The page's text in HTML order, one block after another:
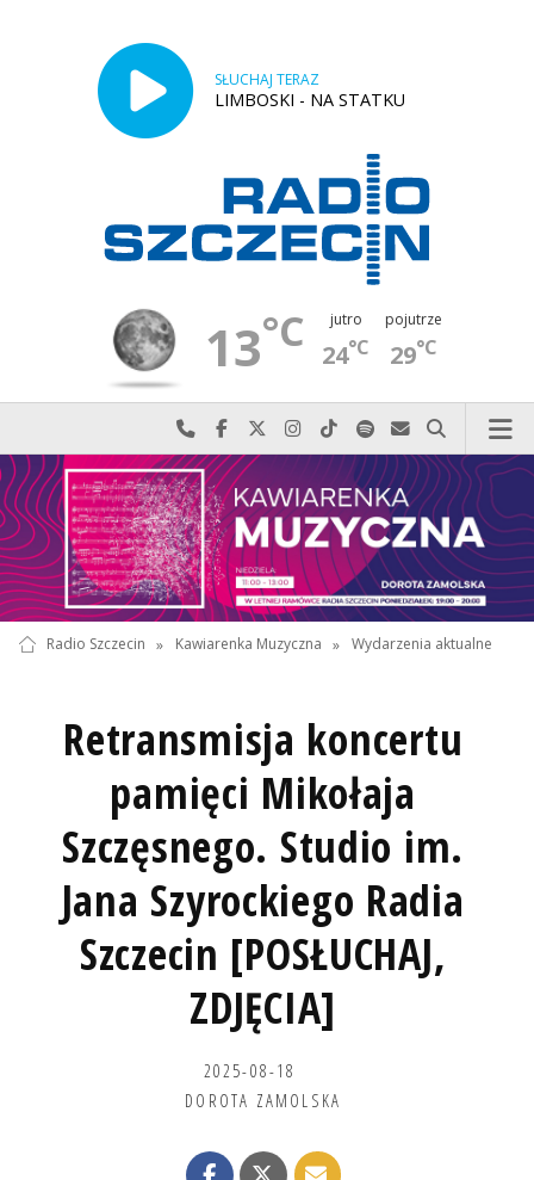
SŁUCHAJ TERAZ
LIMBOSKI - NA STATKU
13°C jutro
24°C
pojutrze
29°C
Najlepiej po prostu do nas zadzwoń
Odwiedź nas na Facebook-u
Odwiedź nas na X
Odwiedź nas na Instagram-ie
Odwiedź nas na TikTok-u
Szukaj nas na Spotify
Wyślij do nas
Szukaj
Radio Szczecin » Kawiarenka Muzyczna » Wydarzenia aktualne
Retransmisja koncertu
pamięci Mikołaja
Szczęsnego. Studio im.
Jana Szyrockiego Radia
Szczecin [POSŁUCHAJ,
ZDJĘCIA]
2025-08-18
DOROTA ZAMOLSKA